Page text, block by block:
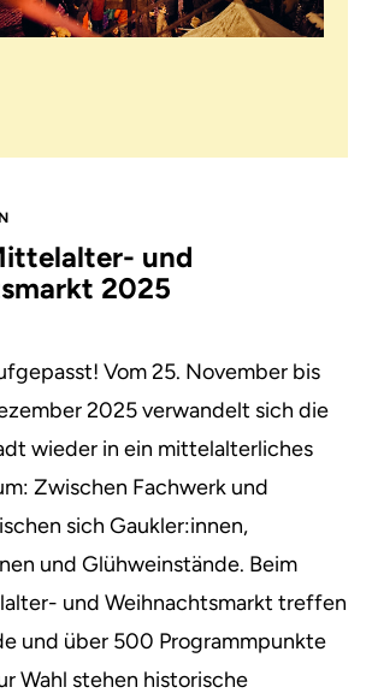
und
2025
Vom 25. November bis
2025 verwandelt sich die
wieder in ein mittelalterliches
Zwischen Fachwerk und
sich Gaukler:innen,
und Glühweinstände. Beim
und Weihnachtsmarkt treffen
und über 500 Programmpunkte
Wahl stehen historische